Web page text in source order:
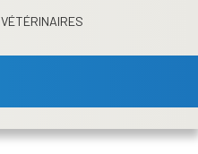
VÉTÉRINAIRES